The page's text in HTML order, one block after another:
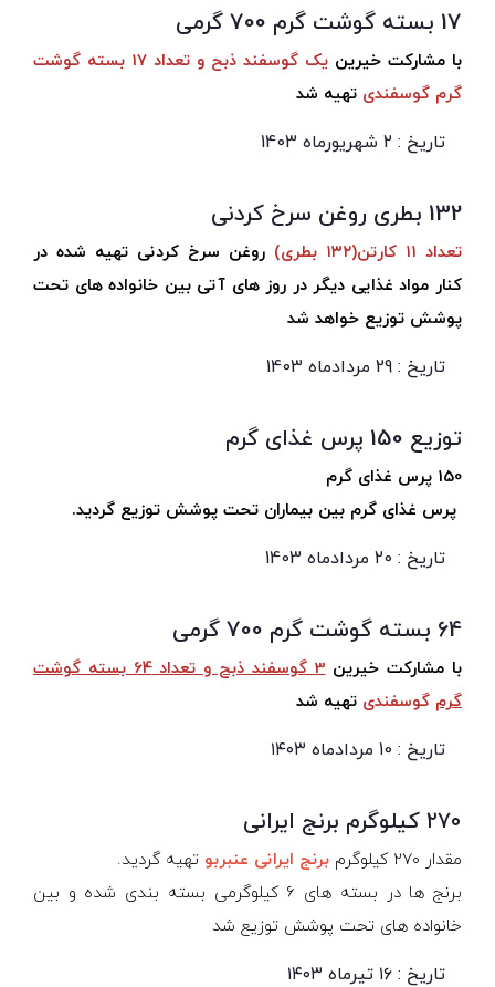
17 بسته گوشت گرم 700 گرمی
با مشارکت خیرین
یک گوسفند ذبح و تعداد 17 بسته گوشت
گرم گوسفندی تهیه شد
تاریخ : 2 شهریورماه 1403
132 بطری روغن سرخ کردنی
تعداد ۱۱ کارتن(۱۳۲ بطری)
روغن سرخ کردنی تهیه شده در
کنار مواد غذایی دیگر در روز های آتی بین خانواده های تحت
پوشش توزیع خواهد شد
تاریخ : 29 مردادماه 1403
توزیع 150 پرس غذای گرم
150 پرس غذای گرم
پرس غذای گرم بین بیماران تحت پوشش توزیع گردید.
تاریخ : 20 مردادماه 1403
64 بسته گوشت گرم 700 گرمی
با مشارکت خیرین
3 گوسفند ذبح و تعداد 64 بسته گوشت
گرم گوسفندی تهیه شد
تاریخ : 10 مردادماه ۱۴۰۳
۲۷۰ کیلوگرم برنج ایرانی
مقدار ۲۷۰ کیلوگرم برنج ایرانی عنبربو تهیه گردید.
برنج ها در بسته های 6 کیلوگرمی بسته بندی شده و بین
خانواده های تحت پوشش توزیع شد
تاریخ : ۱۶ تیرماه ۱۴۰۳